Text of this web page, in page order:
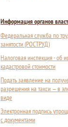
Информация органов
Федеральная служба по
занятости (РОСТРУД)
Налоговая инспекция - об
кадастровой стоимости
Подать заявление на
разрешения на такси — в
виде
Электронная подпись
с документами